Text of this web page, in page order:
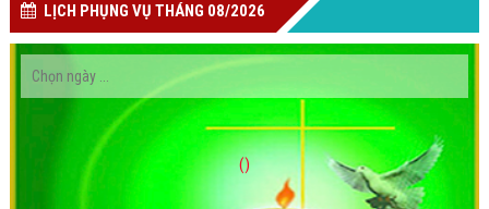
LỊCH PHỤNG VỤ THÁNG 08/2026
()